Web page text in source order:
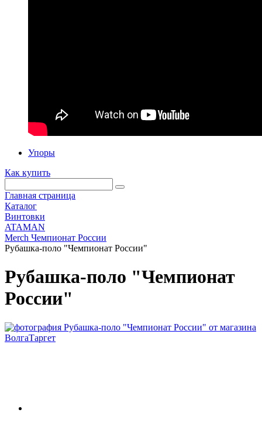
Упоры
Как купить
Главная страница
Каталог
Винтовки
ATAMAN
Merch Чемпионат России
Рубашка-поло "Чемпионат России"
Рубашка-поло "Чемпионат
России"